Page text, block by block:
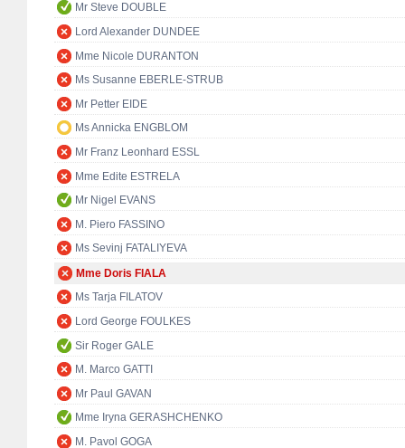
Mr Steve DOUBLE
Lord Alexander DUNDEE
Mme Nicole DURANTON
Ms Susanne EBERLE-STRUB
Mr Petter EIDE
Ms Annicka ENGBLOM
Mr Franz Leonhard ESSL
Mme Edite ESTRELA
Mr Nigel EVANS
M. Piero FASSINO
Ms Sevinj FATALIYEVA
Mme Doris FIALA
Ms Tarja FILATOV
Lord George FOULKES
Sir Roger GALE
M. Marco GATTI
Mr Paul GAVAN
Mme Iryna GERASHCHENKO
M. Pavol GOGA